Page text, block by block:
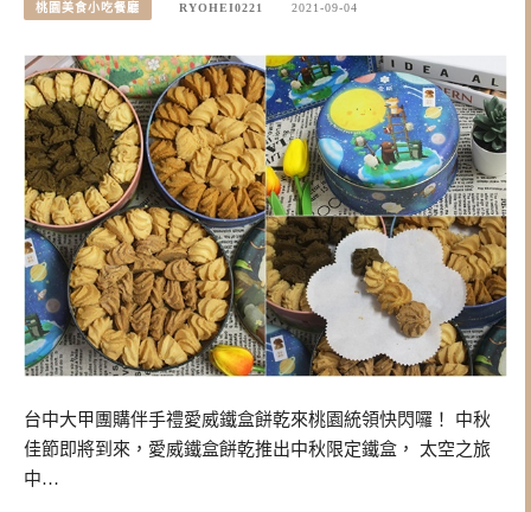
桃園美食小吃餐廳 RYOHEI0221 2021-09-04
台中大甲團購伴手禮愛威鐵盒餅乾來桃園統領快閃囉！ 中秋
佳節即將到來，愛威鐵盒餅乾推出中秋限定鐵盒， 太空之旅
中…